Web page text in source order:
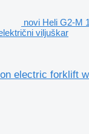
novi Heli G2-M
viljuškar
electric forklift